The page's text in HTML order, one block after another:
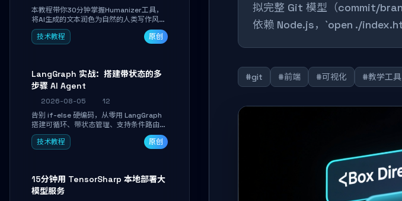
本教程带你30分钟掌握Humanizer工具，
将AI生成的文本润色为自然的人类写作风
格。通过安装配置、实战示例和语音校准，
让你的内容告别AI痕迹，匹配个人写作习
技术教程 原创
LangGraph 实战：搭建带状态的多
步骤 AI Agent
2026-08-05
12
告别 if-else 硬编码，从零用 LangGraph
搭建可循环、带状态管理、支持条件路由的
多步骤 AI 代理。学完能独立编写包含自动
决策、工具调用和持久化状态的复杂工作
技术教程 原创
15分钟用 TensorSharp 本地部署大
模型服务
拟完整 Git 模型（commit/
依赖 Node.js，`open ./
#git #前端 #可视化 #教学工具